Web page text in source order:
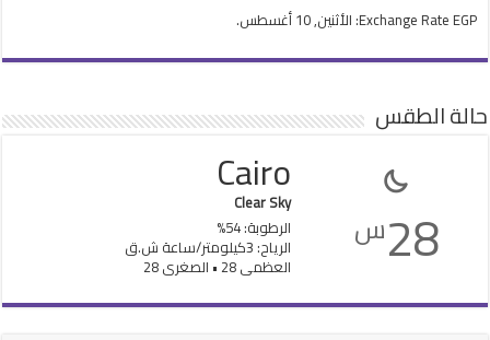
Exchange Rate EGP : الأثنين, 10 أغسطس.
حالة الطقس
28س
Cairo
Clear Sky
الرطوبة: 54%
الرياح: 3كيلومتر/ساعة ش.ق
العظمى 28 • الصغرى 28